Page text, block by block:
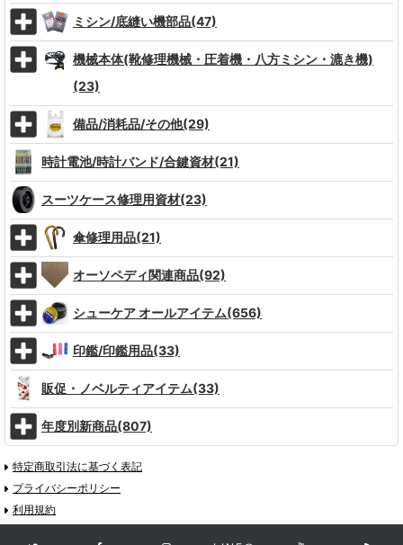
ミシン/底縫い機部品(47)
機械本体(靴修理機械・圧着機・八方ミシン・漉き機)
(23)
備品/消耗品/その他(29)
時計電池/時計バンド/合鍵資材(21)
スーツケース修理用資材(23)
傘修理用品(21)
オーソペディ関連商品(92)
シューケア オールアイテム(656)
印鑑/印鑑用品(33)
販促・ノベルティアイテム(33)
年度別新商品(807)
特定商取引法に基づく表記
プライバシーポリシー
利用規約